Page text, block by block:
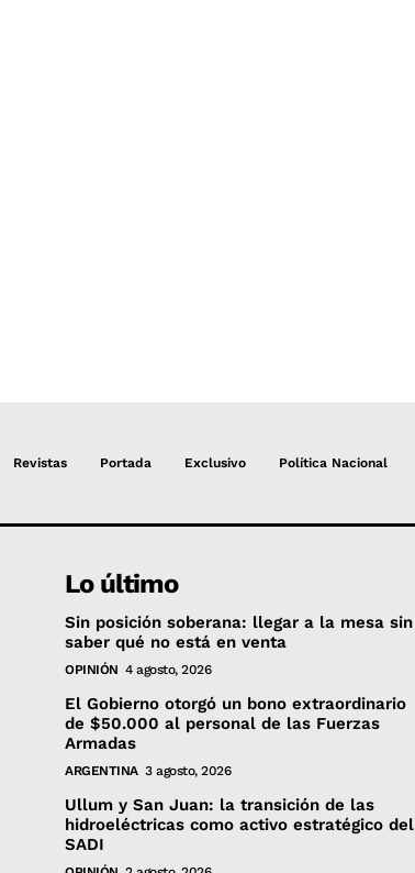
Revistas Portada Exclusivo Política Nacional
Lo último
Sin posición soberana: llegar a la mesa sin
saber qué no está en venta
OPINIÓN 4 agosto, 2026
El Gobierno otorgó un bono extraordinario
de $50.000 al personal de las Fuerzas
Armadas
ARGENTINA 3 agosto, 2026
Ullum y San Juan: la transición de las
hidroeléctricas como activo estratégico del
SADI